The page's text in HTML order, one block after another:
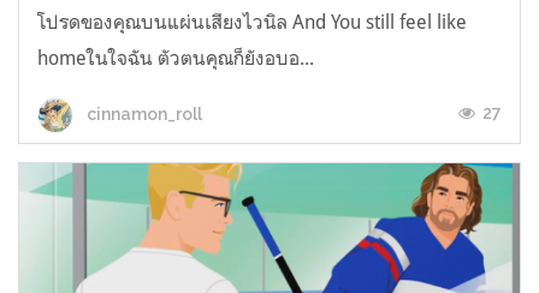
โปรดของคุณบนแผ่นเสียงไวนิล And You still feel like
homeในใจฉัน ตัวตนคุณก็ยังอบอ...
cinnamon_roll 27